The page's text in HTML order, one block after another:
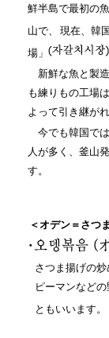
鮮半島で最初の
山で、
現在、韓
場」
新鮮な魚と製
も練りもの工場
よって引き継が
今でも韓国で
人が多く、釜山
す。
＜オデン＝さつ
さつま揚げの
ピーマンなど
ともいいます。